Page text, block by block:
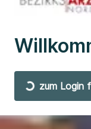
zum Login